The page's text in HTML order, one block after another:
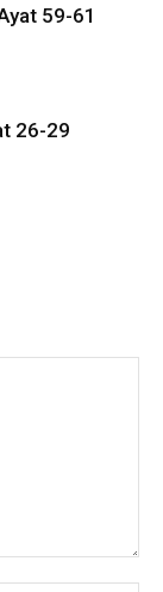
59-61
26-29